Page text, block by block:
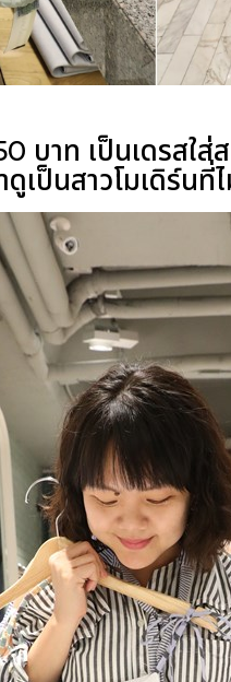
บาท เป็นเดรสใ
เป็นสาวโมเดิร์นที่